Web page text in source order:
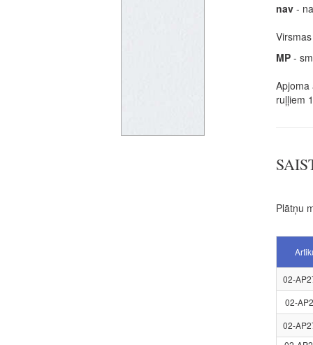
nav-
MP-
Apjoma
ruļļiem
Plātņu
02-
02-
02-